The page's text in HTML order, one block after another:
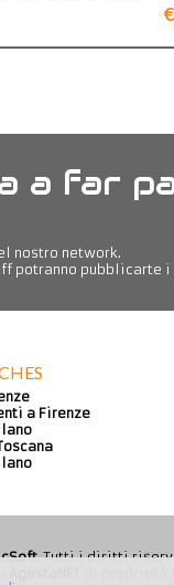
a far
nostro network.
potranno pubblicarte
a Firenze
. Tutti i diritti